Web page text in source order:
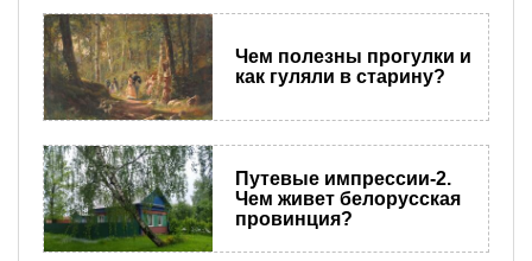
Чем полезны прогулки и
как гуляли в старину?
Путевые импрессии-2.
Чем живет белорусская
провинция?